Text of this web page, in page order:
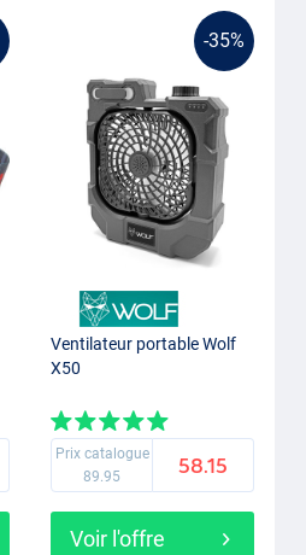
-35%
Ventilateur portable Wolf
X50
Prix catalogue
89.95
58.15
Voir l'offre